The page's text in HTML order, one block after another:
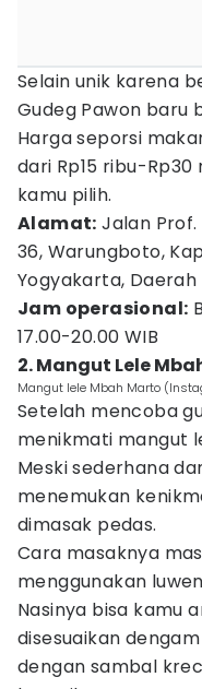
Selain unik karena
Gudeg Pawon baru
Harga seporsi
dari Rp15 ribu-
kamu pilih.
Alamat: Jalan Prof.
36, Warungboto,
Yogyakarta,
Jam operasional:
17.00-20.00 WIB
2. Mangut Lele
Mangut lele Mbah Marto
Setelah mencoba
menikmati mangut
Meski sederhana
menemukan
dimasak pedas.
Cara masaknya
menggunakan
Nasinya bisa kamu
disesuaikan
dengan sambal